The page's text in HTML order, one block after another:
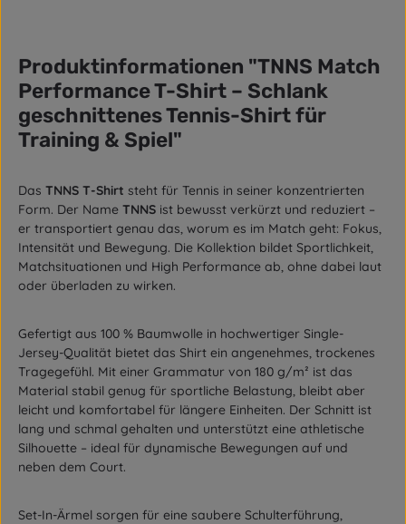
Produktinformationen "TNNS Match
Performance T-Shirt – Schlank
geschnittenes Tennis-Shirt für
Training & Spiel"
Das TNNS T-Shirt steht für Tennis in seiner konzentrierten
Form. Der Name TNNS ist bewusst verkürzt und reduziert –
er transportiert genau das, worum es im Match geht: Fokus,
Intensität und Bewegung. Die Kollektion bildet Sportlichkeit,
Matchsituationen und High Performance ab, ohne dabei laut
oder überladen zu wirken.
Gefertigt aus 100 % Baumwolle in hochwertiger Single-
Jersey-Qualität bietet das Shirt ein angenehmes, trockenes
Tragegefühl. Mit einer Grammatur von 180 g/m² ist das
Material stabil genug für sportliche Belastung, bleibt aber
leicht und komfortabel für längere Einheiten. Der Schnitt ist
lang und schmal gehalten und unterstützt eine athletische
Silhouette – ideal für dynamische Bewegungen auf und
neben dem Court.
Set-In-Ärmel sorgen für eine saubere Schulterführung,